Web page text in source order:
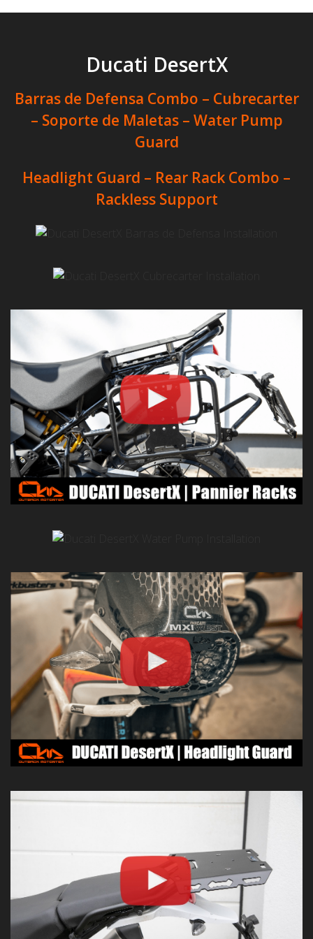
Ducati DesertX
Barras de Defensa Combo – Cubrecarter
– Soporte de Maletas – Water Pump
Guard
Headlight Guard – Rear Rack Combo –
Rackless Support